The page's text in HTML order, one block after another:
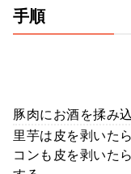
手順
豚肉にお酒を揉み込
里芋は皮を剥いた
コンも皮を剥いた